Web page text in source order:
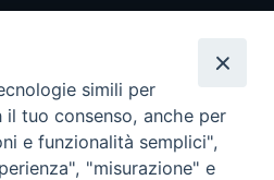
simili per
tuo consenso, anche per
e funzionalità semplici",
"misurazione" e